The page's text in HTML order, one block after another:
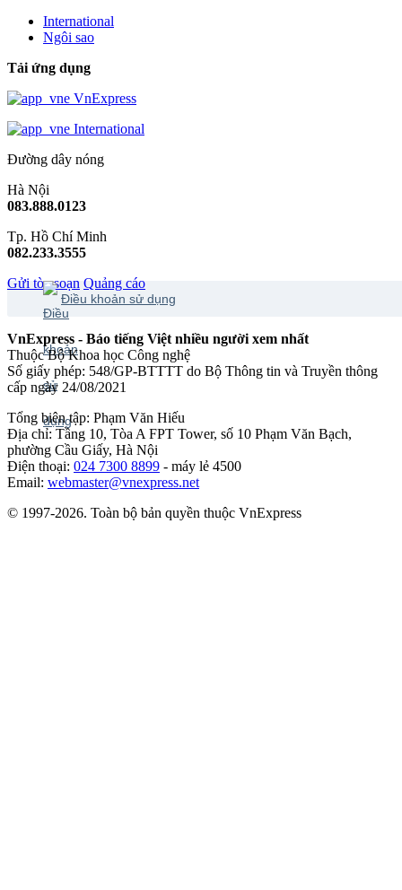
International
Ngôi sao
Tải ứng dụng
VnExpress
International
Đường dây nóng
Hà Nội
083.888.0123
Tp. Hồ Chí Minh
082.233.3555
Gửi tòa soạn Quảng cáo
Điều khoản sử dụng
VnExpress - Báo tiếng Việt nhiều người xem nhất
Thuộc Bộ Khoa học Công nghệ
Số giấy phép: 548/GP-BTTTT do Bộ Thông tin và Truyền thông
cấp ngày 24/08/2021
Tổng biên tập: Phạm Văn Hiếu
Địa chỉ: Tầng 10, Tòa A FPT Tower, số 10 Phạm Văn Bạch,
phường Cầu Giấy, Hà Nội
Điện thoại: 024 7300 8899 - máy lẻ 4500
Email: webmaster@vnexpress.net
© 1997-2026. Toàn bộ bản quyền thuộc VnExpress